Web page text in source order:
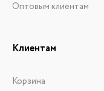
Оптовым клиентам
Клиентам
Корзина